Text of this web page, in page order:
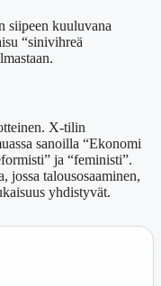
siipeen kuuluvana
“sinivihreä
X-tilin
sanoilla “Ekonomi
ja “feministi”.
jossa talousosaaminen,
yhdistyvät.